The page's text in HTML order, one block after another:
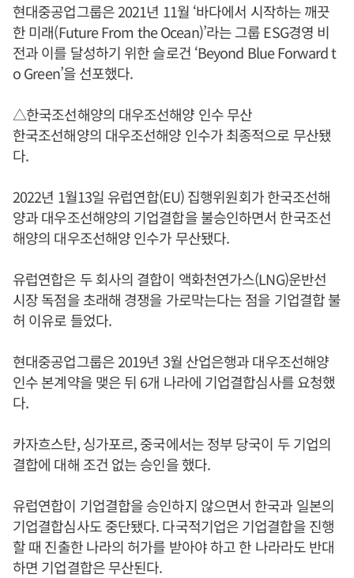
현대중공업그룹은 2021년 11월 ‘바다에서 시작하는 깨끗
한 미래(Future From the Ocean)’라는 그룹 ESG경영 비
전과 이를 달성하기 위한 슬로건 ‘Beyond Blue Forward t
o Green’을 선포했다.
△한국조선해양의 대우조선해양 인수 무산
한국조선해양의 대우조선해양 인수가 최종적으로 무산됐
다.
2022년 1월13일 유럽연합(EU) 집행위원회가 한국조선해
양과 대우조선해양의 기업결합을 불승인하면서 한국조선
해양의 대우조선해양 인수가 무산됐다.
유럽연합은 두 회사의 결합이 액화천연가스(LNG)운반선
시장 독점을 초래해 경쟁을 가로막는다는 점을 기업결합 불
허 이유로 들었다.
현대중공업그룹은 2019년 3월 산업은행과 대우조선해양
인수 본계약을 맺은 뒤 6개 나라에 기업결합심사를 요청했
다.
카자흐스탄, 싱가포르, 중국에서는 정부 당국이 두 기업의
결합에 대해 조건 없는 승인을 했다.
유럽연합이 기업결합을 승인하지 않으면서 한국과 일본의
기업결합심사도 중단됐다. 다국적기업은 기업결합을 진행
할 때 진출한 나라의 허가를 받아야 하고 한 나라라도 반대
하면 기업결합은 무산된다.